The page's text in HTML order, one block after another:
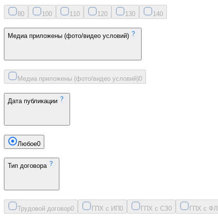
80 100 11 0 120 130 140
Медиа приложены (фото/видео условий)
Медиа приложены (фото/видео условий)0
Дата публикации
Любое0
Тип договора
Трудовой договор0 ГПХ с ИП0 ГПХ с СЗ0 ГПХ с ФЛ